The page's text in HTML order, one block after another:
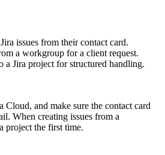
issues from their contact card.
a workgroup for a client request.
Jira project for structured handling.
Cloud, and make sure the contact card
When creating issues from a
project the first time.